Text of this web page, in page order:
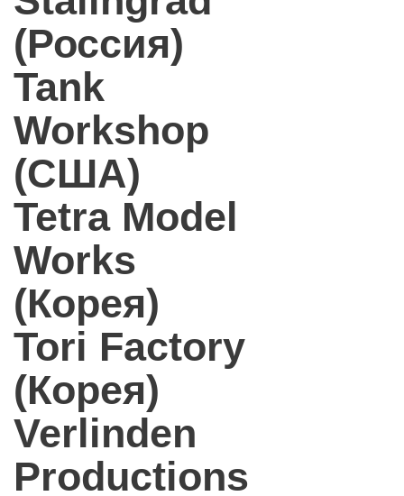
(Россия)
Tank
Workshop
(США)
Tetra Model
Works
(Корея)
Tori Factory
(Корея)
Verlinden
Productions